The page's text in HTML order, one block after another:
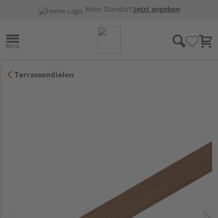
Mein Standort:Jetzt angeben
Terrassendielen